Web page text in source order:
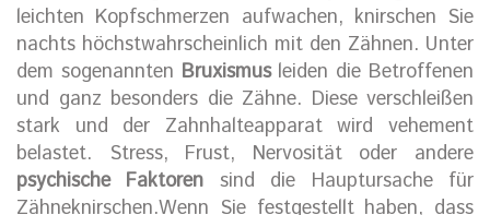
leichten Kopfschmerzen aufwachen, knirschen Sie
nachts höchstwahrscheinlich mit den Zähnen. Unter
dem sogenannten Bruxismusleiden die Betroffenen
und ganz besonders die Zähne. Diese verschleißen
stark und der Zahnhalteapparat wird vehement
belastet. Stress, Frust, Nervosität oder andere
psychische Faktoren sind die Hauptursache für
Zähneknirschen.Wenn Sie festgestellt haben, dass